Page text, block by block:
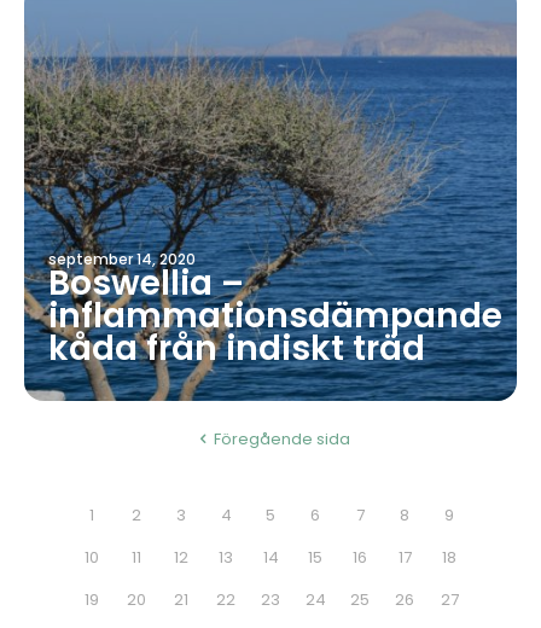
september 14, 2020
Boswellia –
inflammationsdämpande
kåda från indiskt träd
Föregående sida
1 2 3 4 5 6 7 8
9
10
11 12 13 14 15 16 17
18
19
20 21 22 23 24 25 26
27